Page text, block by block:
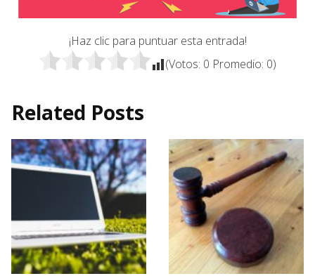
¡Haz clic para puntuar esta entrada!
(Votos: 0 Promedio: 0)
Related Posts